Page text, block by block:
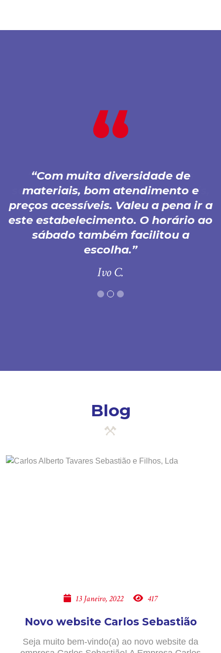
Com muita diversidade de
materiais, bom atendimento e
preços acessíveis. Valeu a pena ir a
este estabelecimento. O horário ao
sábado também facilitou a
escolha.
Ivo C.
Blog
13 Janeiro, 2022 417
Novo website Carlos Sebastião
Seja muito bem-vindo(a) ao novo website da